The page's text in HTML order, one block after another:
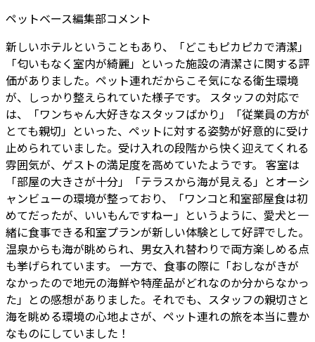
ペットベース編集部コメント
新しいホテルということもあり、「どこもピカピカで清潔」
「匂いもなく室内が綺麗」といった施設の清潔さに関する評
価がありました。ペット連れだからこそ気になる衛生環境
が、しっかり整えられていた様子です。 スタッフの対応で
は、「ワンちゃん大好きなスタッフばかり」「従業員の方が
とても親切」といった、ペットに対する姿勢が好意的に受け
止められていました。受け入れの段階から快く迎えてくれる
雰囲気が、ゲストの満足度を高めていたようです。 客室は
「部屋の大きさが十分」「テラスから海が見える」とオーシ
ャンビューの環境が整っており、「ワンコと和室部屋食は初
めてだったが、いいもんですねー」というように、愛犬と一
緒に食事できる和室プランが新しい体験として好評でした。
温泉からも海が眺められ、男女入れ替わりで両方楽しめる点
も挙げられています。 一方で、食事の際に「おしながきが
なかったので地元の海鮮や特産品がどれなのか分からなかっ
た」との感想がありました。それでも、スタッフの親切さと
海を眺める環境の心地よさが、ペット連れの旅を本当に豊か
なものにしていました！